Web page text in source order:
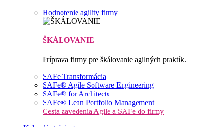
Hodnotenie agility firmy
ŠKÁLOVANIE
Príprava firmy pre škálovanie agilných praktík.
SAFe Transformácia
SAFe® Agile Software Engineering
SAFe® for Architects
SAFe® Lean Portfolio Management
Cesta zavedenia Agile a SAFe do firmy